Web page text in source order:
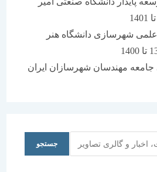
دانشگاه هنر
مهندسان شهرسازان ایران
جستجو